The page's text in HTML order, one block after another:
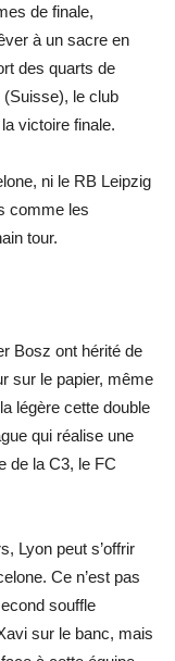
de finale,
à un sacre en
des quarts de
(Suisse), le club
victoire finale.
ni le RB Leipzig
comme les
tour.
Bosz ont hérité de
sur le papier, même
légère cette double
qui réalise une
de la C3, le FC
Lyon peut s’offrir
Ce n’est pas
souffle
sur le banc, mais